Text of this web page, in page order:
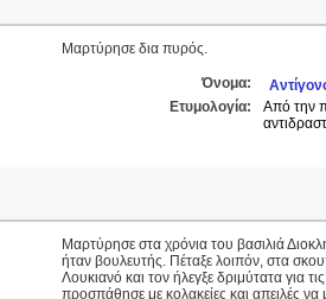
Μαρτύρησε δια πυρός.
Όνομα:
Ετυμολογία:
Από την
Μαρτύρησε στα χρόνια του βασιλιά
ήταν βουλευτής. Πέταξε λοιπόν, στα
Λουκιανό και τον ήλεγξε δριμύτατα για
προσπάθησε με κολακείες και απειλές